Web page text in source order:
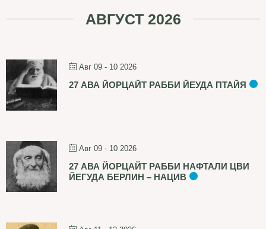
АВГУСТ 2026
Авг 09 - 10 2026
27 АВА ЙОРЦАЙТ РАББИ ЙЕУДА ПТАЙЯ
Авг 09 - 10 2026
27 АВА ЙОРЦАЙТ РАББИ НАФТАЛИ ЦВИ
ЙЕГУДА БЕРЛИН – НАЦИВ